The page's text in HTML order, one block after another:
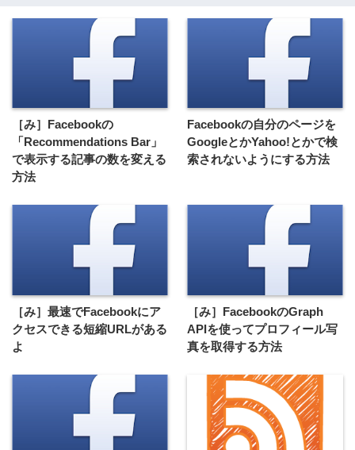
［み］Facebookの
「Recommendations Bar」
で表示する記事の数を変える
方法
Facebookの自分のページを
GoogleとかYahoo!とかで検
索されないようにする方法
［み］最速でFacebookにア
クセスできる短縮URLがある
よ
［み］FacebookのGraph
APIを使ってプロフィール写
真を取得する方法